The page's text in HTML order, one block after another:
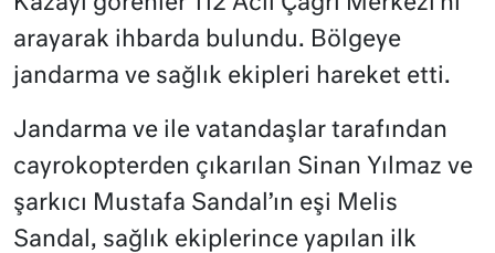
arayarak ihbarda bulundu. Bölgeye
jandarma ve sağlık ekipleri hareket etti.
Jandarma ve ile vatandaşlar tarafından
cayrokopterden çıkarılan Sinan Yılmaz ve
şarkıcı Mustafa Sandal’ın eşi Melis
Sandal, sağlık ekiplerince yapılan ilk